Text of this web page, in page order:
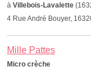
à Villebois-Lavalette
4 Rue André Bouyer,
Mille Pattes
Micro crèche